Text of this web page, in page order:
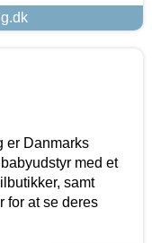
er Danmarks
med et
samt
for at se deres